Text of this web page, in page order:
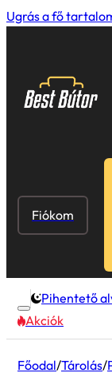
Ugrás a fő
Fiókom
Pihentető
Akciók
Főodal/Tárolás/